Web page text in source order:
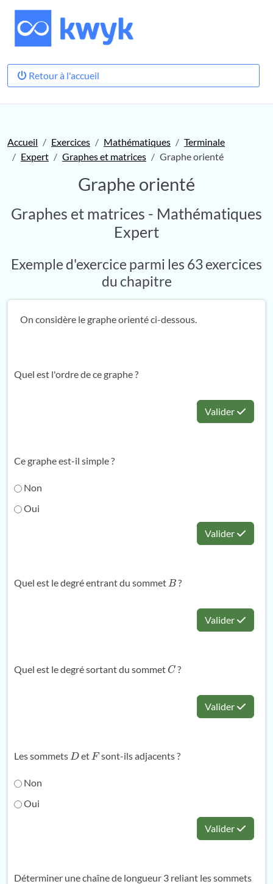
Retour à l'accueil
Accueil Exercices Mathématiques
Terminale
Expert
Graphes et matrices Graphe orienté
Graphe orienté
Graphes et matrices - Mathématiques
Expert
Exemple d'exercice parmi les 63 exercices
du chapitre
On considère le graphe orienté ci-dessous.
Quel est l'ordre de ce graphe ?
Valider
Ce graphe est-il simple ?
Non
Oui
Valider
Quel est le degré entrant du sommetB ?
Valider
Quel est le degré sortant du sommet C ?
Valider
Les sommetsDetF sont-ils adjacents ?
Non
Oui
Valider
Déterminer une chaîne de longueur 3 reliant les sommets